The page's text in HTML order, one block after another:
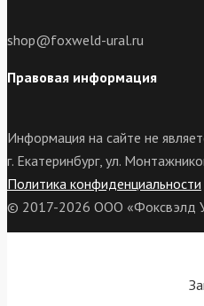
shop@foxweld-ural.ru
Правовая информация
Информация на сайте не
г. Екатеринбург, ул.
Политика конфиденциальности
© 2017-2026 ООО «Фоксвэлд